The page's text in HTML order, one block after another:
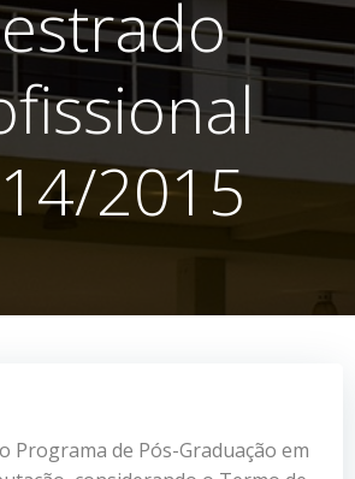
2015
Programa de Pós-Graduação em